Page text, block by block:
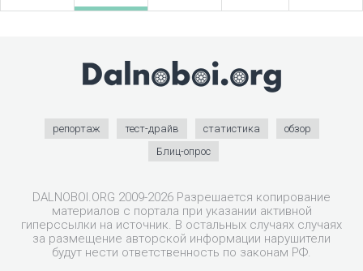
репортаж тест-драйв статистика
обзор
Блиц-опрос
DALNOBOI.ORG 2009-2026 Разрешается копирование
материалов с портала при указании активной
гиперссылки на источник. В остальных случаях случаях
за размещение авторской информации нарушители
будут нести ответственность по законам РФ.